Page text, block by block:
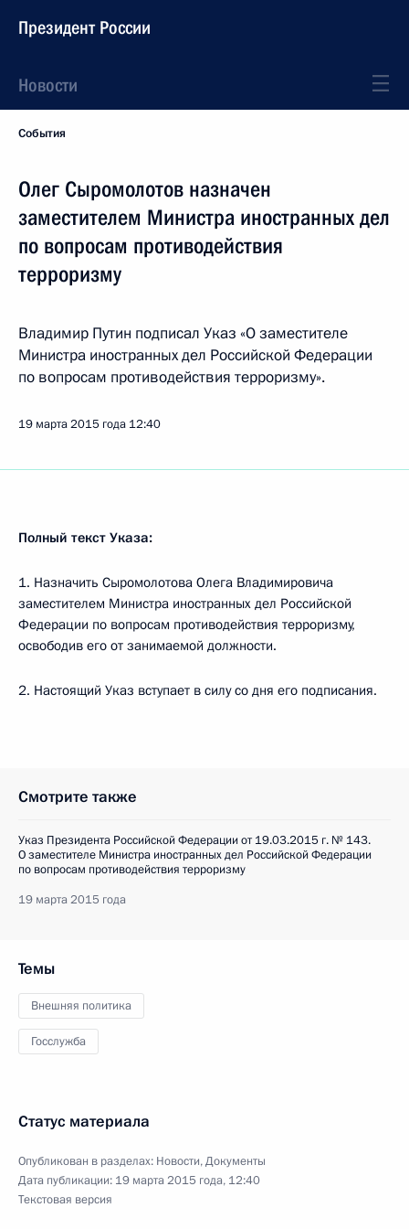
Президент России
Новости
События
Олег Сыромолотов назначен
заместителем Министра иностранных дел
по вопросам противодействия
терроризму
Владимир Путин подписал Указ «О заместителе
Министра иностранных дел Российской Федерации
по вопросам противодействия терроризму».
19 марта 2015 года 12:40
Полный текст Указа:
1. Назначить Сыромолотова Олега Владимировича
заместителем Министра иностранных дел Российской
Федерации по вопросам противодействия терроризму,
освободив его от занимаемой должности.
2. Настоящий Указ вступает в силу со дня его подписания.
Смотрите также
Указ Президента Российской Федерации от 19.03.2015 г. № 143.
О заместителе Министра иностранных дел Российской Федерации
по вопросам противодействия терроризму
19 марта 2015 года
Темы
Внешняя политика
Госслужба
Статус материала
Опубликован в разделах: Новости,Документы
Дата публикации: 19 марта 2015 года, 12:40
Текстовая версия